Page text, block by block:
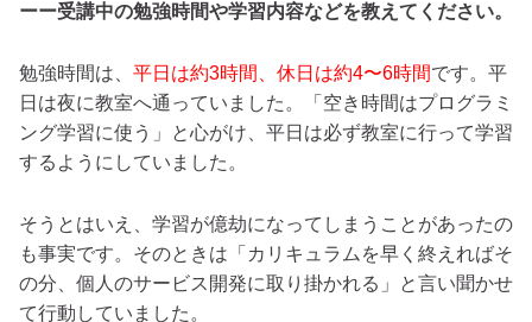
ーー受講中の勉強時間や学習内容などを教えてください。
勉強時間は、 平日は約3時間、休日は約4〜6時間です。平
日は夜に教室へ通っていました。「空き時間はプログラミ
ング学習に使う」と心がけ、平日は必ず教室に行って学習
するようにしていました。
そうとはいえ、学習が億劫になってしまうことがあったの
も事実です。そのときは「カリキュラムを早く終えればそ
の分、個人のサービス開発に取り掛かれる」と言い聞かせ
て行動していました。